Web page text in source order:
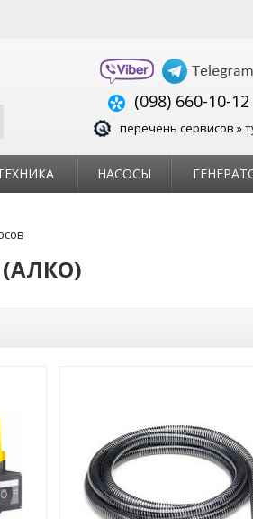
(098) 660-10-12
перечень сервисов »
НАСОСЫ
(АЛКО)